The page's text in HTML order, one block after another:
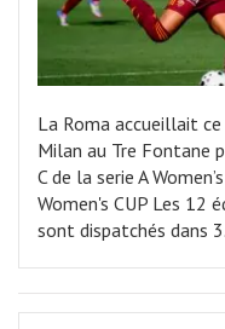
La Roma accueillait
Milan au Tre Fontane
C de la serie A
Women's CUP Les 12
sont dispatchés dans